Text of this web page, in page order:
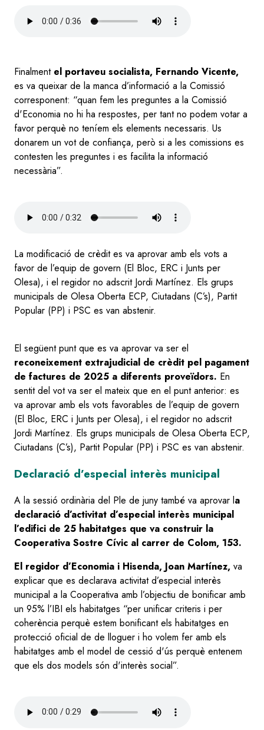
Finalment el portaveu socialista, Fernando Vicente,
es va queixar de la manca d’informació a la Comissió
corresponent: “quan fem les preguntes a la Comissió
d'Economia no hi ha respostes, per tant no podem votar a
favor perquè no teníem els elements necessaris. Us
donarem un vot de confiança, però si a les comissions es
contesten les preguntes i es facilita la informació
necessària”.
La modificació de crèdit es va aprovar amb els vots a
favor de l’equip de govern (El Bloc, ERC i Junts per
Olesa), i el regidor no adscrit Jordi Martínez. Els grups
municipals de Olesa Oberta ECP, Ciutadans (C’s), Partit
Popular (PP) i PSC es van abstenir.
El següent punt que es va aprovar va ser el
reconeixement extrajudicial de crèdit pel pagament
de factures de 2025 a diferents proveïdors. En
sentit del vot va ser el mateix que en el punt anterior: es
va aprovar amb els vots favorables de l’equip de govern
(El Bloc, ERC i Junts per Olesa), i el regidor no adscrit
Jordi Martínez. Els grups municipals de Olesa Oberta ECP,
Ciutadans (C’s), Partit Popular (PP) i PSC es van abstenir.
Declaració d’especial interès municipal
A la sessió ordinària del Ple de juny també va aprovar la
declaració d’activitat d’especial interès municipal
l’edifici de 25 habitatges que va construir la
Cooperativa Sostre Cívic al carrer de Colom, 153.
El regidor d’Economia i Hisenda, Joan Martínez, va
explicar que es declarava activitat d’especial interès
municipal a la Cooperativa amb l’objectiu de bonificar amb
un 95% l’IBI els habitatges “per unificar criteris i per
coherència perquè estem bonificant els habitatges en
protecció oficial de de lloguer i ho volem fer amb els
habitatges amb el model de cessió d'ús perquè entenem
que els dos models són d'interès social”.